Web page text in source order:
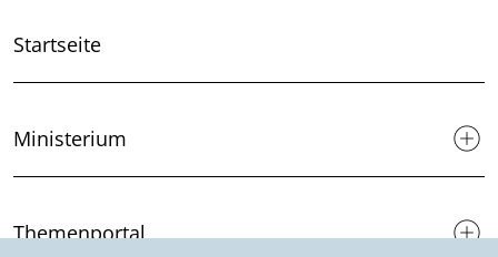
Startseite
Ministerium
Themenportal